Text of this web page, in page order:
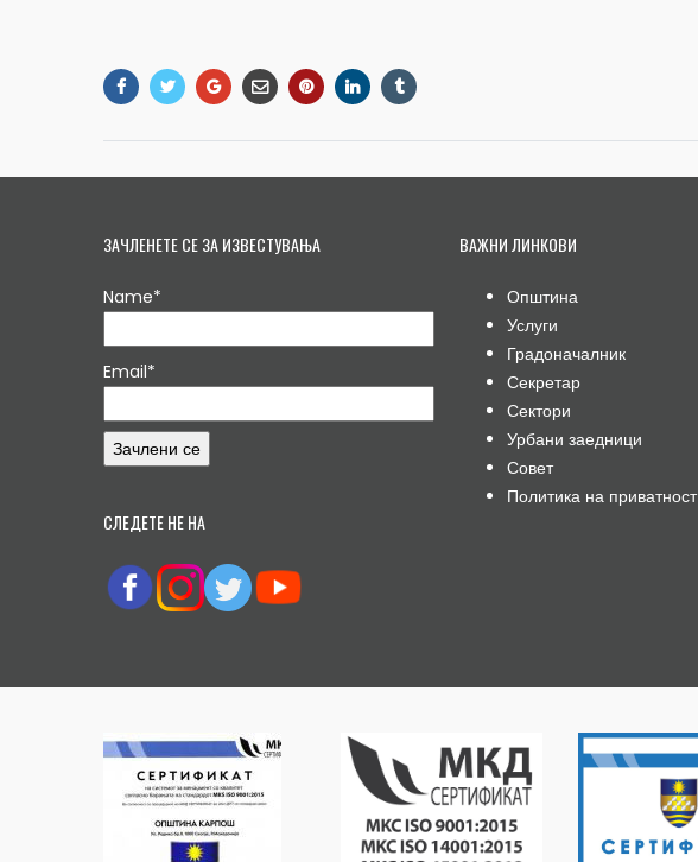
ЗАЧЛЕНЕТЕ СЕ ЗА ИЗВЕСТУВАЊА
Name*
Email*
СЛЕДЕТЕ НЕ НА
ВАЖНИ ЛИНКОВИ
Општина
Услуги
Градоначалник
Секретар
Сектори
Урбани заедници
Совет
Политика на приватност